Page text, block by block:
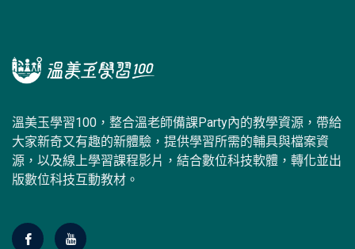
溫美玉學習100，整合溫老師備課Party內的教學資源，帶給
大家新奇又有趣的新體驗，提供學習所需的輔具與檔案資
源，以及線上學習課程影片，結合數位科技軟體，轉化並出
版數位科技互動教材。